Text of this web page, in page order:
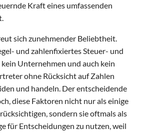
Kraft eines umfassenden
sich zunehmender Beliebtheit.
und zahlenfixiertes Steuer- und
Unternehmen und auch kein
ohne Rücksicht auf Zahlen
und handeln. Der entscheidende
diese Faktoren nicht nur als einige
sondern sie oftmals als
für Entscheidungen zu nutzen, weil